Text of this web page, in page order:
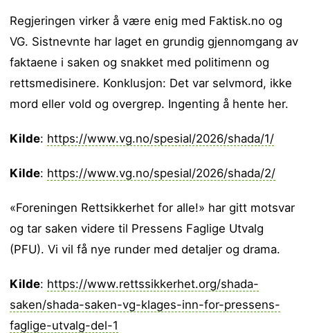
Regjeringen virker å være enig med Faktisk.no og
VG. Sistnevnte har laget en grundig gjennomgang av
faktaene i saken og snakket med politimenn og
rettsmedisinere. Konklusjon: Det var selvmord, ikke
mord eller vold og overgrep. Ingenting å hente her.
Kilde: https://www.vg.no/spesial/2026/shada/1/
Kilde: https://www.vg.no/spesial/2026/shada/2/
«Foreningen Rettsikkerhet for alle!» har gitt motsvar
og tar saken videre til Pressens Faglige Utvalg
(PFU). Vi vil få nye runder med detaljer og drama.
Kilde: https://www.rettssikkerhet.org/shada-
saken/shada-saken-vg-klages-inn-for-pressens-
faglige-utvalg-del-1